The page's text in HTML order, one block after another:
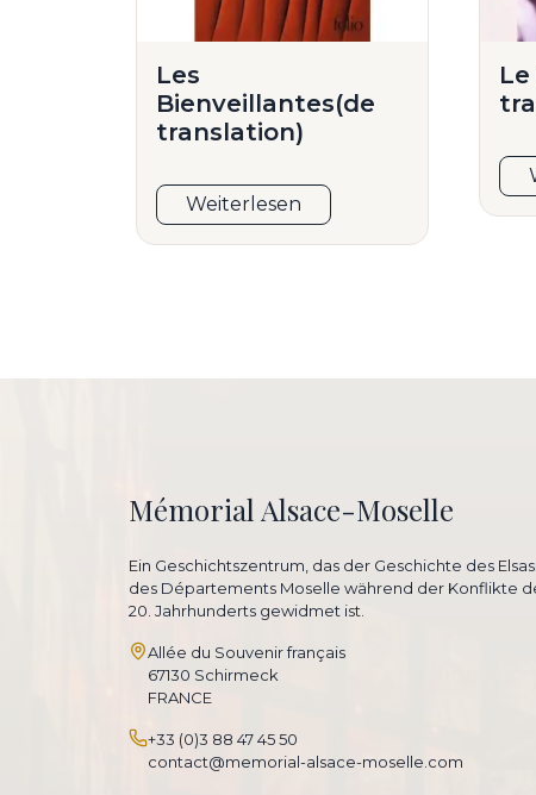
Les
Bienveillantes(de
translation)
Weiterlesen
Mémorial Alsace-Moselle
Ein Geschichtszentrum, das der Geschichte des
des Départements Moselle während der Konflikte
20. Jahrhunderts gewidmet ist.
Allée du Souvenir français
67130 Schirmeck
FRANCE
+33 (0)3 88 47 45 50
contact@memorial-alsace-moselle.com